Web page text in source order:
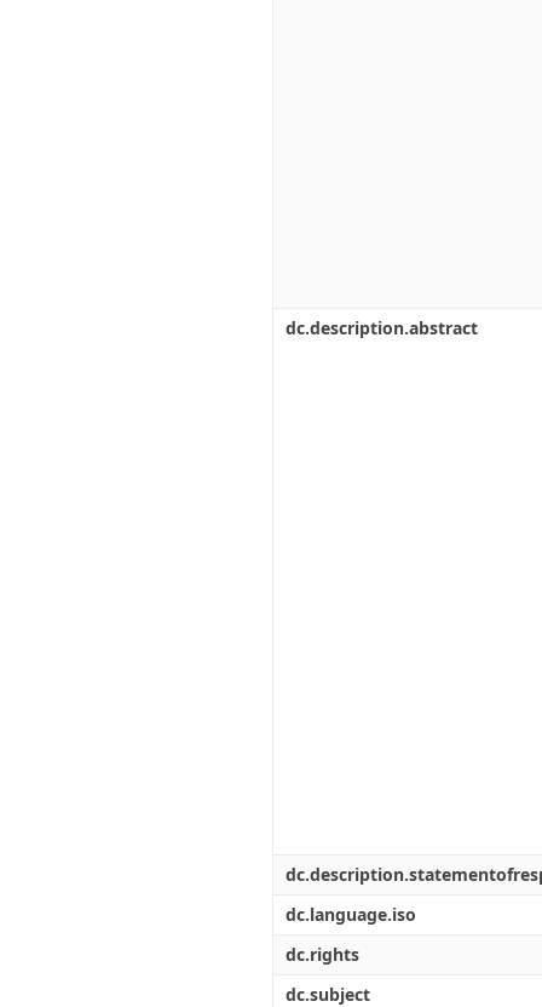
dc.description.abstract
dc.language.iso
dc.rights
dc.subject